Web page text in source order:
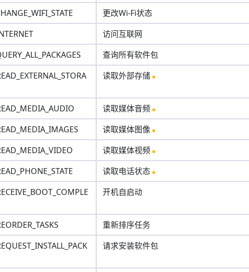
更改Wi-Fi状态
访问互联网
查询所有软件包
读取外部存储
读取媒体音频
读取媒体图像
读取媒体视频
读取电话状态
开机自启动
重新排序任务
请求安装软件包